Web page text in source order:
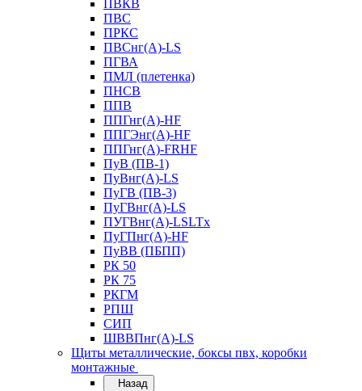
ПВКВ
ПВС
ПРКС
ПВСнг(А)-LS
ПГВА
ПМЛ (плетенка)
ПНСВ
ППВ
ППГнг(А)-HF
ППГЭнг(А)-HF
ППГнг(А)-FRHF
ПуВ (ПВ-1)
ПуВнг(А)-LS
ПуГВ (ПВ-3)
ПуГВнг(А)-LS
ПУГВнг(А)-LSLTx
ПуГПнг(А)-HF
ПуВВ (ПБПП)
РК 50
РК 75
РКГМ
РПШ
СИП
ШВВПнг(А)-LS
Щиты металлические, боксы пвх, коробки
монтажные
Назад